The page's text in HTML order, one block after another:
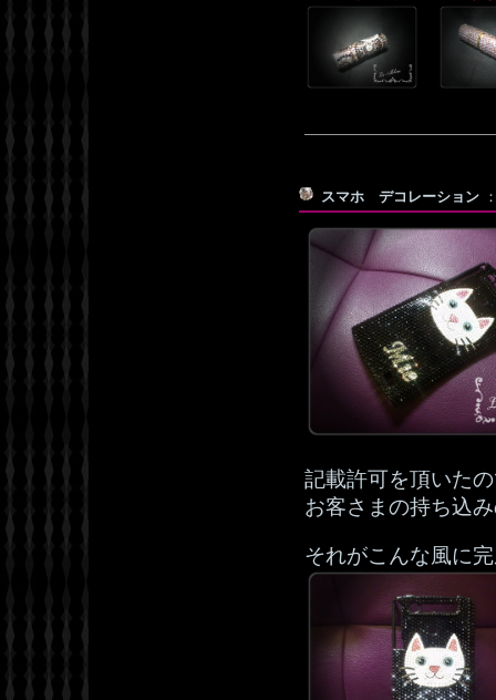
スマホ デコレーション
記載許可を頂いた
お客さまの持ち込
それがこんな風に